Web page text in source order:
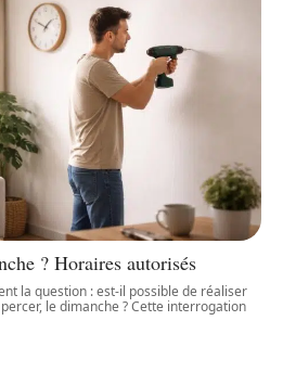
? Horaires autorisés
la question : est-il possible de réaliser
le dimanche ? Cette interrogation